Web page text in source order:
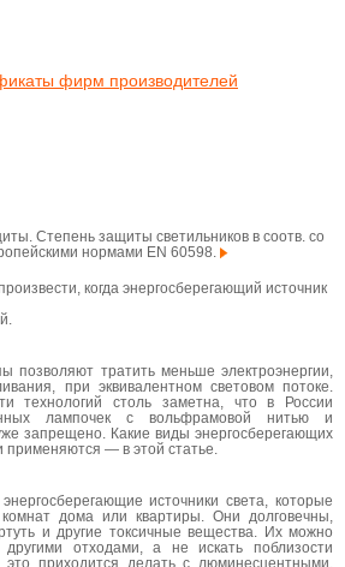
фирм производителей
Степень защиты светильников в соотв. со
нормами EN 60598.
когда энергосберегающий источник
позволяют тратить меньше электроэнергии,
при эквивалентном световом потоке.
технологий столь заметна, что в России
лампочек с вольфрамовой нитью и
запрещено. Какие виды энергосберегающих
применяются — в этой статье.
источники света, которые
дома или квартиры. Они долговечны,
и другие токсичные вещества. Их можно
другими отходами, а не искать поблизости
приходится делать с люминесцентными.